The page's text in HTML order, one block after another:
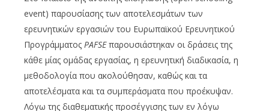
event) παρουσίασης των αποτελεσμάτων των
ερευνητικών εργασιών του Ευρωπαϊκού Ερευνητικού
Προγράμματος PAFSEπαρουσιάστηκαν οι δράσεις της
κάθε μίας ομάδας εργασίας, η ερευνητική διαδικασία, η
μεθοδολογία που ακολούθησαν, καθώς και τα
αποτελέσματα και τα συμπεράσματα που προέκυψαν.
Λόγω της διαθεματικής προσέγγισης των εν λόγω